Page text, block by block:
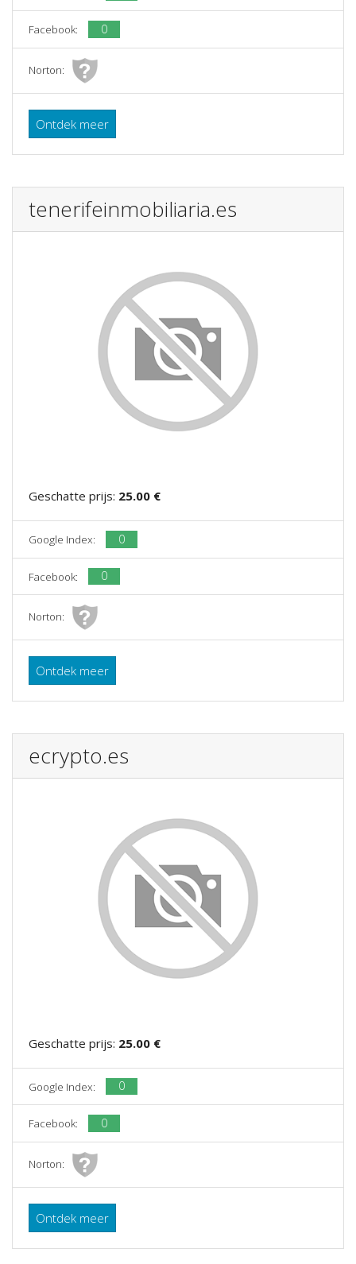
Facebook: 0
Norton:
Ontdek meer
tenerifeinmobiliaria.es
Geschatte prijs: 25.00 €
Google Index: 0
Facebook: 0
Norton:
Ontdek meer
ecrypto.es
Geschatte prijs: 25.00 €
Google Index: 0
Facebook: 0
Norton:
Ontdek meer